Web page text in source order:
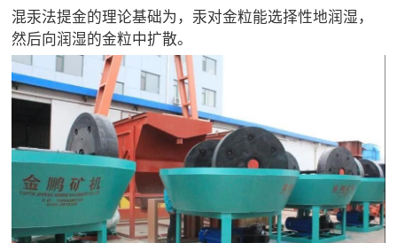
混汞法提金的理论基础为，汞对金粒能选择性地润湿，
然后向润湿的金粒中扩散。